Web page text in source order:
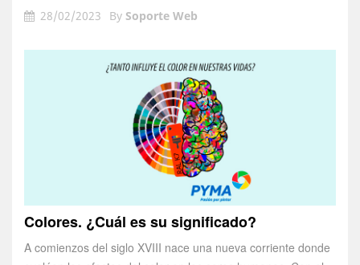
28/02/2023 By Soporte Web
Colores. ¿Cuál es su significado?
A comienzos del siglo XVIII nace una nueva corriente donde